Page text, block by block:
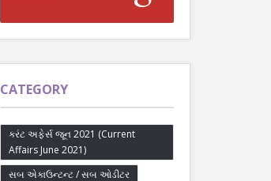
CATEGORY
કરંટ અફેર્સ જૂન 2021 (Current
Affairs June 2021)
સબ એકાઉન્ટન્ટ / સબ ઓડીટર